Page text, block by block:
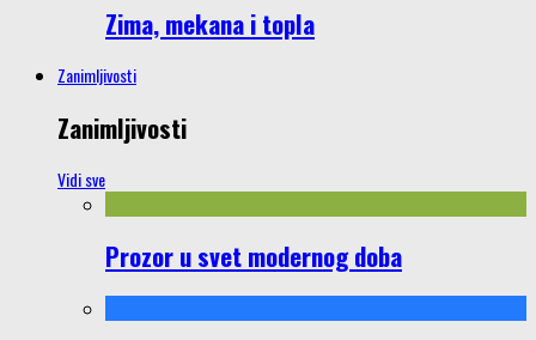
Zima, mekana i topla
Zanimljivosti
Zanimljivosti
Vidi sve
Prozor u svet modernog doba